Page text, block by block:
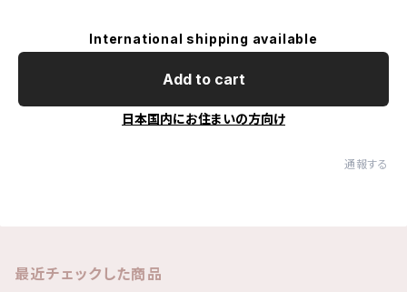
International shipping available
Add to cart
日本国内にお住まいの方向け
通報する
最近チェックした商品